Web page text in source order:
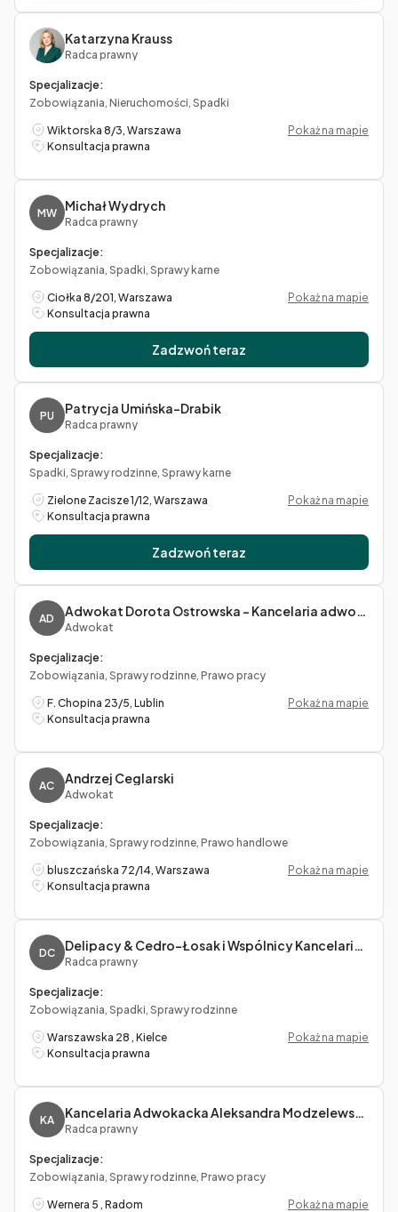
Katarzyna Krauss
Radca prawny
Specjalizacje:
Zobowiązania, Nieruchomości, Spadki
Wiktorska 8/3, Warszawa
Pokaż na mapie
Konsultacja prawna
MW Michał Wydrych
Radca prawny
Specjalizacje:
Zobowiązania, Spadki, Sprawy karne
Ciołka 8/201, Warszawa
Pokaż na mapie
Konsultacja prawna
Zadzwoń teraz
PU Patrycja Umińska-Drabik
Radca prawny
Specjalizacje:
Spadki, Sprawy rodzinne, Sprawy karne
Zielone Zacisze 1/12, Warszawa
Pokaż na mapie
Konsultacja prawna
Zadzwoń teraz
AD
Adwokat
Specjalizacje:
Zobowiązania, Sprawy rodzinne, Prawo pracy
F. Chopina 23/5, Lublin
Pokaż na mapie
Konsultacja prawna
AC Andrzej Ceglarski
Adwokat
Specjalizacje:
Zobowiązania, Sprawy rodzinne, Prawo handlowe
bluszczańska 72/14, Warszawa
Pokaż na mapie
Konsultacja prawna
DC
Radca prawny
Specjalizacje:
Zobowiązania, Spadki, Sprawy rodzinne
Warszawska 28 , Kielce
Pokaż na mapie
Konsultacja prawna
KA
Radca prawny
Specjalizacje:
Zobowiązania, Sprawy rodzinne, Prawo pracy
Wernera 5 , Radom
Pokaż na mapie